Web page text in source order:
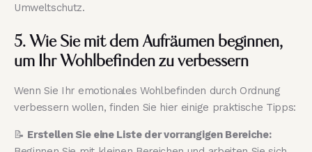
Umweltschutz.
5. Wie Sie mit dem Aufräumen beginnen,
um Ihr Wohlbefinden zu verbessern
Wenn Sie Ihr emotionales Wohlbefinden durch Ordnung
verbessern wollen, finden Sie hier einige praktische Tipps:
📝 Erstellen Sie eine Liste der vorrangigen Bereiche: